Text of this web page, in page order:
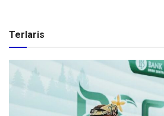
Terlaris